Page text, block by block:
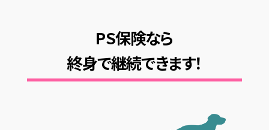
PS保険なら
終身で継続できます！